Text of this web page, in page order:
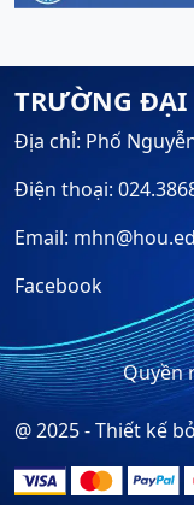
TRƯỜNG ĐẠI
Địa chỉ: Phố
Điện thoại:
Email:
Facebook
Quyền
@ 2025 - Thiết kế